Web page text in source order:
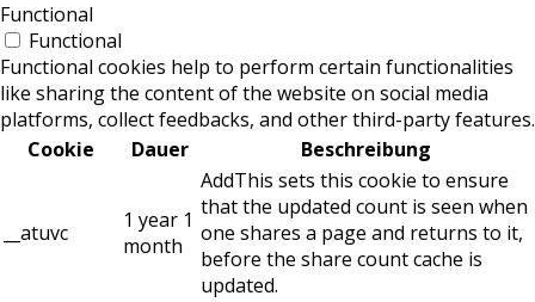
Functional
Functional
Functional cookies help to perform certain functionalities
like sharing the content of the website on social media
platforms, collect feedbacks, and other third-party features.
Cookie
Dauer Beschreibung
__atuvc
1 year 1
month
AddThis sets this cookie to ensure
that the updated count is seen when
one shares a page and returns to it,
before the share count cache is
updated.